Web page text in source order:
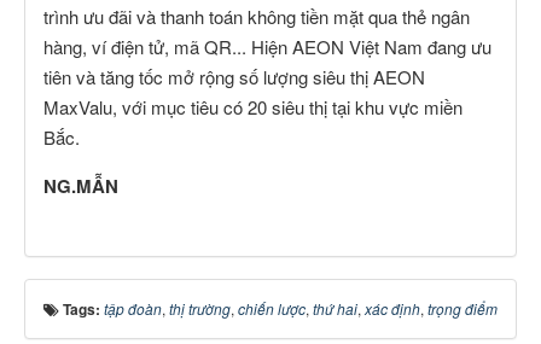
trình ưu đãi và thanh toán không tiền mặt qua thẻ ngân
hàng, ví điện tử, mã QR... Hiện AEON Việt Nam đang ưu
tiên và tăng tốc mở rộng số lượng siêu thị AEON
MaxValu, với mục tiêu có 20 siêu thị tại khu vực miền
Bắc.
NG.MẪN
Tags: tập đoàn, thị trường, chiến lược, thứ hai, xác định, trọng điểm